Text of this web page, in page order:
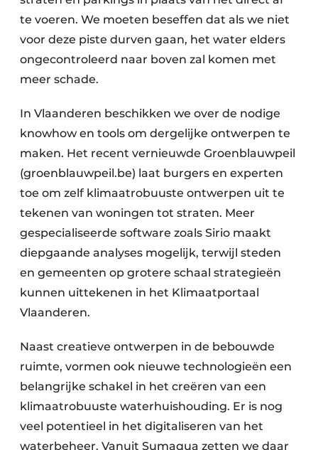
te voeren. We moeten beseffen dat als we niet
voor deze piste durven gaan, het water elders
ongecontroleerd naar boven zal komen met
meer schade.
In Vlaanderen beschikken we over de nodige
knowhow en tools om dergelijke ontwerpen te
maken. Het recent vernieuwde Groenblauwpeil
(groenblauwpeil.be) laat burgers en experten
toe om zelf klimaatrobuuste ontwerpen uit te
tekenen van woningen tot straten. Meer
gespecialiseerde software zoals Sirio maakt
diepgaande analyses mogelijk, terwijl steden
en gemeenten op grotere schaal strategieën
kunnen uittekenen in het Klimaatportaal
Vlaanderen.
Naast creatieve ontwerpen in de bebouwde
ruimte, vormen ook nieuwe technologieën een
belangrijke schakel in het creëren van een
klimaatrobuuste waterhuishouding. Er is nog
veel potentieel in het digitaliseren van het
waterbeheer. Vanuit Sumaqua zetten we daar